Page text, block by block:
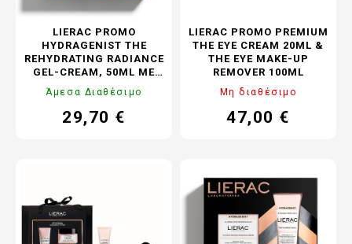
LIERAC PROMO
HYDRAGENIST THE
REHYDRATING RADIANCE
GEL-CREAM, 50ML ΜΕ
ΔΏΡΟ THE PLUMPING
MASK, 75ML
Άμεσα Διαθέσιμο
Τιμή
29,70 €
LIERAC PROMO PREMIUM
THE EYE CREAM 20ML &
THE EYE MAKE-UP
REMOVER 100ML
Μη διαθέσιμο
Τιμή
47,00 €